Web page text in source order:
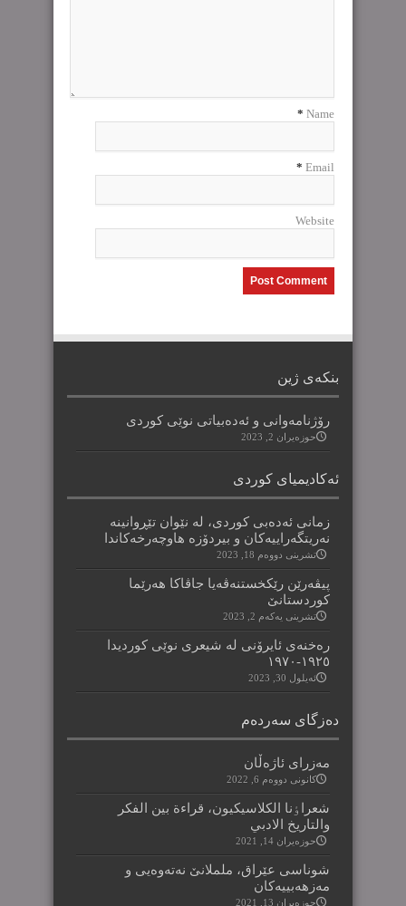
Name
*
Email
*
Website
بنکەی ژین
رۆژنامەوانی و ئەدەبیاتی نوێی کوردی
حوزه‌یران 2, 2023
ئەکادیمیای کوردی
زمانی ئەدەبی کوردی، لە نێوان تێڕوانینە
نەریتگەراییەکان و بیردۆزە هاوچەرخەکاندا
تشرینی دووه‌م 18, 2023
پیڤەرێن رێکخستنەڤەیا جاڤاکا هەرێما
کوردستانێ
تشرینی یه‌كه‌م 2, 2023
رەخنەی ئایرۆنی لە شیعری نوێی کوردیدا
١٩٢٥-١٩٧٠
ئه‌یلول 30, 2023
دەزگای سەردەم
مەزرای ئاژەڵان
كانونی دووه‌م 6, 2022
شعراٶنا الکلاسیکیون، قراءة بین الفکر
والتاریخ الادبي
حوزه‌یران 14, 2021
شوناسی عێراق، ململانێ نەتەوەیی و
مەزهەبییەکان
حوزه‌یران 13, 2021